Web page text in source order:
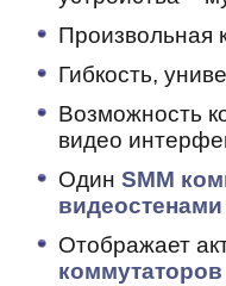
Произвольная
Гибкость,
Возможность
видео
Один SMM
видеостенами
Отображает
коммутаторов